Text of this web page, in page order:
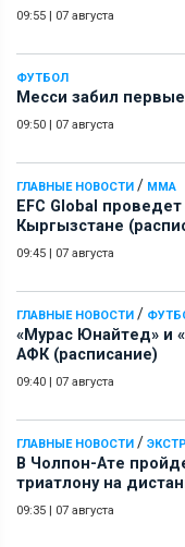
09:55 07 августа
ФУТБОЛ
Месси забил
09:50 07 августа
ГЛАВНЫЕ НОВОСТИ / ММА
EFC Global
Кыргызстане
09:45 07 августа
ГЛАВНЫЕ НОВОСТИ /
«Мурас Юнайтед» и
АФК (расписание)
09:40 07 августа
ГЛАВНЫЕ НОВОСТИ /
В Чолпон-Ате
триатлону на
09:35 07 августа